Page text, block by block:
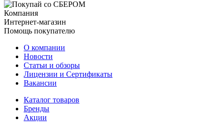
Компания
Интернет-магазин
Помощь покупателю
О компании
Новости
Статьи и обзоры
Лицензии и Сертификаты
Вакансии
Каталог товаров
Бренды
Акции